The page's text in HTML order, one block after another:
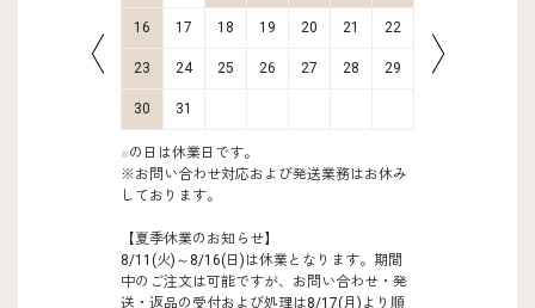
16 17 18 19 20 21 22
23 24 25 26 27 28 29
30 31
■の日は休業日です。
※お問い合わせ対応および発送業務はお休み
しております。
【夏季休業のお知らせ】
8/11(火)～8/16(日)は休業となります。期間
中のご注文は可能ですが、お問い合わせ・発
送・返品の受付および処理は8/17(月)より順